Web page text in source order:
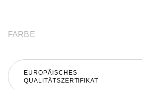
FARBE
EUROPÄISCHES
QUALITÄTSZERTIFIKAT